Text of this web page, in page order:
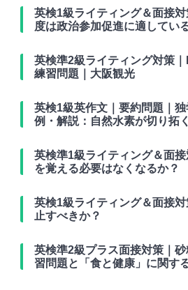
英検1級ライティング＆面接
度は政治参加促進に適してい
英検準2級ライティング対策｜
練習問題｜大阪観光
英検1級英作文｜要約問題｜
例・解説：自然水素が切り拓
英検準1級ライティング＆面
を覚える必要はなくなるか？
英検1級ライティング＆面接
止すべきか？
英検準2級プラス面接対策｜
習問題と「食と健康」に関す